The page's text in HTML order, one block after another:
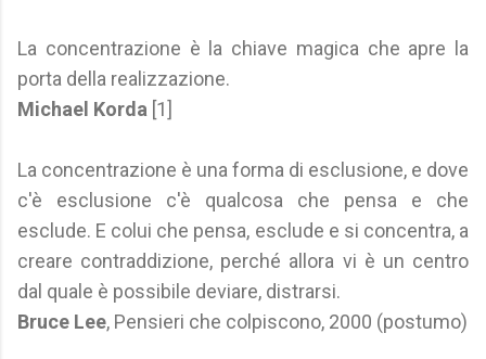
La concentrazione è la chiave magica che apre la
porta della realizzazione.
Michael Korda [1]
La concentrazione è una forma di esclusione, e dove
c'è esclusione c'è qualcosa che pensa e che
esclude. E colui che pensa, esclude e si concentra, a
creare contraddizione, perché allora vi è un centro
dal quale è possibile deviare, distrarsi.
Bruce Lee, Pensieri che colpiscono, 2000 (postumo)